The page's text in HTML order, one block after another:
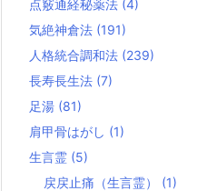
点竅通経秘薬法 (4)
気絶神倉法 (191)
人格統合調和法 (239)
長寿長生法 (7)
足湯 (81)
肩甲骨はがし (1)
生言霊 (5)
戻戻止痛（生言霊） (1)